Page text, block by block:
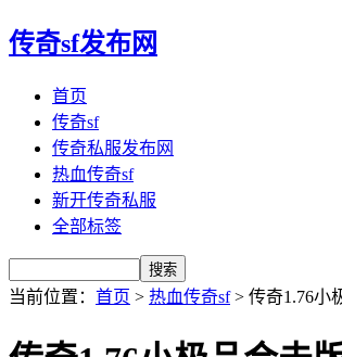
传奇sf发布网
首页
传奇sf
传奇私服发布网
热血传奇sf
新开传奇私服
全部标签
当前位置： 首页 > 热血传奇sf> 传奇1.76小